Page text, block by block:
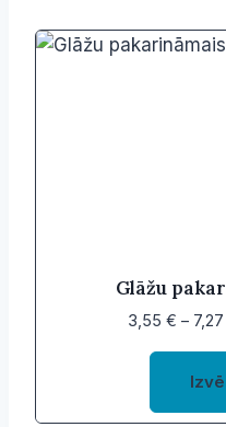
Glāžu
3,55 € – 7,27